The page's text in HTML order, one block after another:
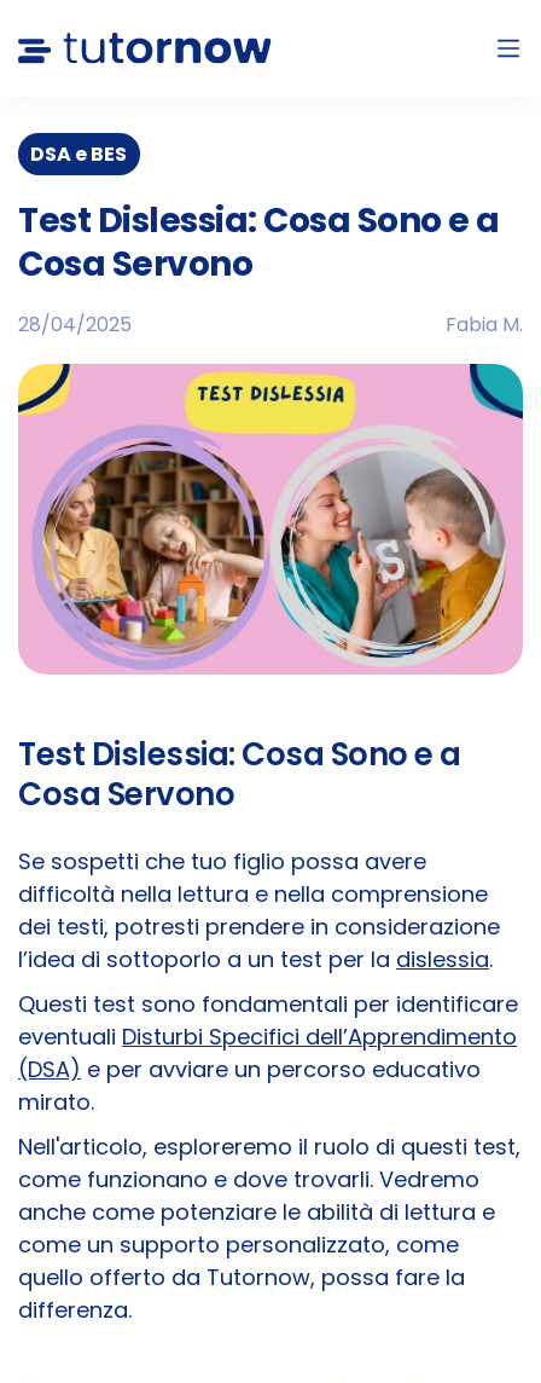
DSA e BES
Test Dislessia: Cosa Sono e a
Cosa Servono
28/04/2025 Fabia M.
Test Dislessia: Cosa Sono e a
Cosa Servono
Se sospetti che tuo figlio possa avere
difficoltà nella lettura e nella comprensione
dei testi, potresti prendere in considerazione
l’idea di sottoporlo a un test per la dislessia.
Questi test sono fondamentali per identificare
eventuali Disturbi Specifici dell’Apprendimento
(DSA) e per avviare un percorso educativo
mirato.
Nell'articolo, esploreremo il ruolo di questi test,
come funzionano e dove trovarli. Vedremo
anche come potenziare le abilità di lettura e
come un supporto personalizzato, come
quello offerto da Tutornow, possa fare la
differenza.